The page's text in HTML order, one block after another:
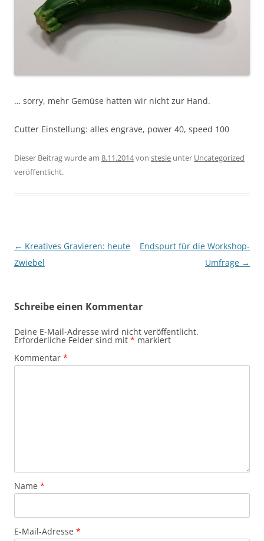
… sorry, mehr Gemüse hatten wir nicht zur Hand.
Cutter Einstellung: alles engrave, power 40, speed 100
Dieser Beitrag wurde am 8.11.2014von stesie unter Uncategorized
veröffentlicht.
Beitragsnavigation
← Kreatives Gravieren: heute
Zwiebel
Endspurt für die Workshop-
Umfrage →
Schreibe einen Kommentar
Deine E-Mail-Adresse wird nicht veröffentlicht.
Erforderliche Felder sind mit * markiert
Kommentar *
Name *
E-Mail-Adresse *